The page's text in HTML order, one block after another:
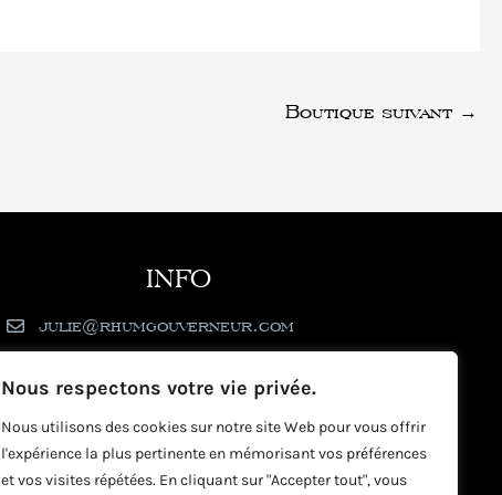
Nous respectons votre vie privée.
Nous utilisons des cookies sur notre site Web pour vous offrir
l'expérience la plus pertinente en mémorisant vos préférences
et vos visites répétées. En cliquant sur "Accepter tout", vous
Boutique suivant →
INFO
julie@rhumgouverneur.com